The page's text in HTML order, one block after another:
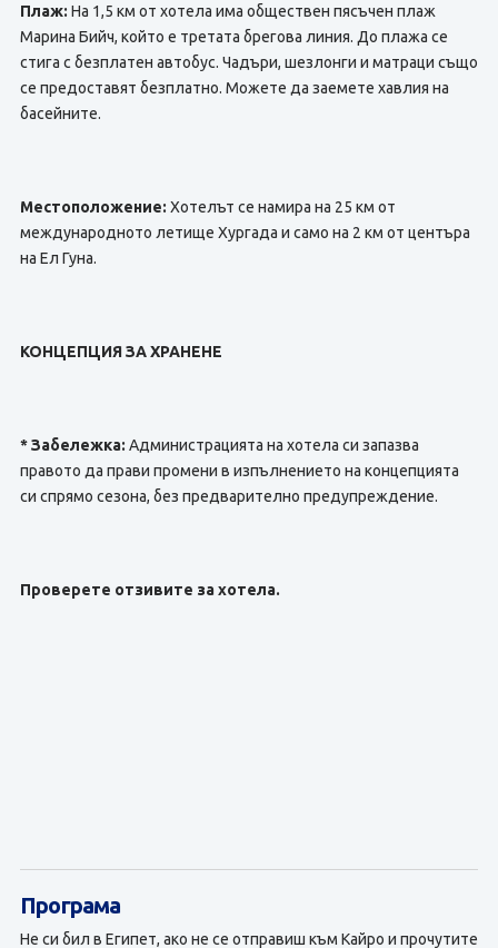
Плаж: На 1,5 км от хотела има обществен пясъчен плаж
Марина Бийч, който е третата брегова линия. До плажа се
стига с безплатен автобус. Чадъри, шезлонги и матраци също
се предоставят безплатно. Можете да заемете хавлия на
басейните.
Местоположение: Хотелът се намира на 25 км от
международното летище Хургада и само на 2 км от центъра
на Ел Гуна.
КОНЦЕПЦИЯ ЗА ХРАНЕНЕ
* Забележка: Администрацията на хотела си запазва
правото да прави промени в изпълнението на концепцията
си спрямо сезона, без предварително предупреждение.
Проверете отзивите за хотела.
Програма
Не си бил в Египет, ако не се отправиш към Кайро и прочутите